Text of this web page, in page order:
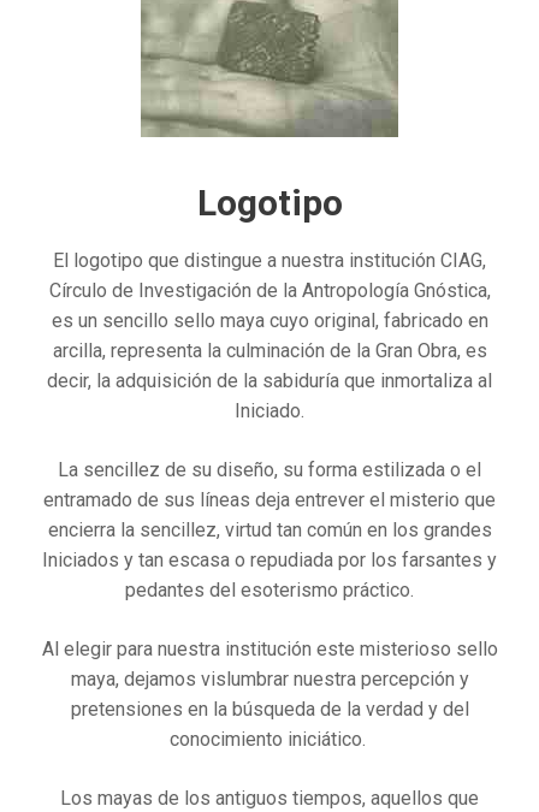
Logotipo
El logotipo que distingue a nuestra institución CIAG,
Círculo de Investigación de la Antropología Gnóstica,
es un sencillo sello maya cuyo original, fabricado en
arcilla, representa la culminación de la Gran Obra, es
decir, la adquisición de la sabiduría que inmortaliza al
Iniciado.
La sencillez de su diseño, su forma estilizada o el
entramado de sus líneas deja entrever el misterio que
encierra la sencillez, virtud tan común en los grandes
Iniciados y tan escasa o repudiada por los farsantes y
pedantes del esoterismo práctico.
Al elegir para nuestra institución este misterioso sello
maya, dejamos vislumbrar nuestra percepción y
pretensiones en la búsqueda de la verdad y del
conocimiento iniciático.
Los mayas de los antiguos tiempos, aquellos que